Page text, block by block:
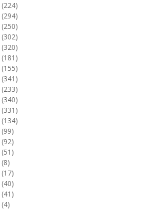
(224)
(294)
(250)
(302)
(320)
(181)
(155)
(341)
(233)
(340)
(331)
(134)
(99)
(92)
(51)
(8)
(17)
(40)
(41)
(4)